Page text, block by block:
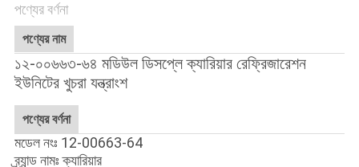
পণ্যের বর্ণনা
পণ্যের নাম
১২-০০৬৬৩-৬৪ মডিউল ডিসপ্লে ক্যারিয়ার রেফ্রিজারেশন
ইউনিটের খুচরা যন্ত্রাংশ
পণ্যের বর্ণনা
মডেল নংঃ 12-00663-64
ব্র্যান্ড নামঃ ক্যারিয়ার